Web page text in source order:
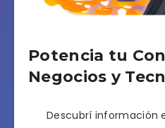
Potencia tu
Negocios y
Descubrí información